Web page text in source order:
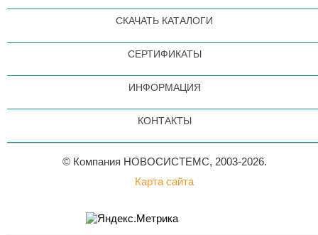
СКАЧАТЬ КАТАЛОГИ
СЕРТИФИКАТЫ
ИНФОРМАЦИЯ
КОНТАКТЫ
© Компания НОВОСИСТЕМС, 2003-2026.
Карта сайта